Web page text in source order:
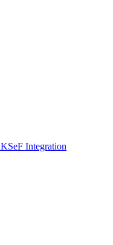
KSeF Integration